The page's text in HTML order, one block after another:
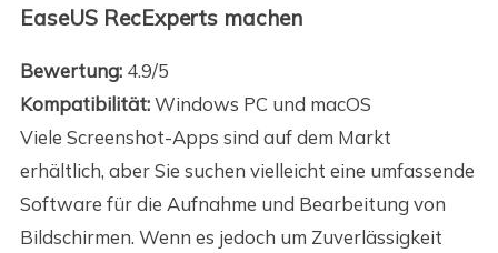
EaseUS RecExperts machen
Bewertung:4.9/5
Kompatibilität:Windows PC und macOS
Viele Screenshot-Apps sind auf dem Markt
erhältlich, aber Sie suchen vielleicht eine umfassende
Software für die Aufnahme und Bearbeitung von
Bildschirmen. Wenn es jedoch um Zuverlässigkeit